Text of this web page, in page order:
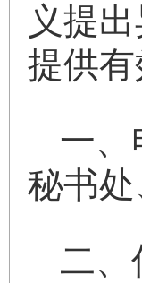
义提
提供
一、
秘书
二、